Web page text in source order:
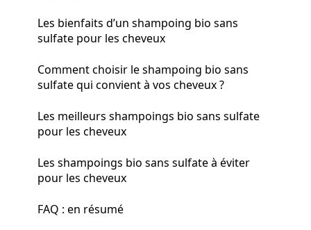
Les bienfaits d’un shampoing bio sans
sulfate pour les cheveux
Comment choisir le shampoing bio sans
sulfate qui convient à vos cheveux ?
Les meilleurs shampoings bio sans sulfate
pour les cheveux
Les shampoings bio sans sulfate à éviter
pour les cheveux
FAQ : en résumé